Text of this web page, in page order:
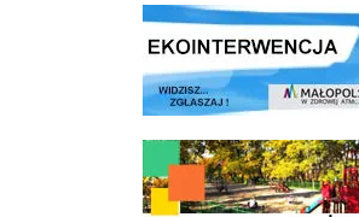
link do strony ekointerwencja dot.-
link do strony - Wielicki Budżet